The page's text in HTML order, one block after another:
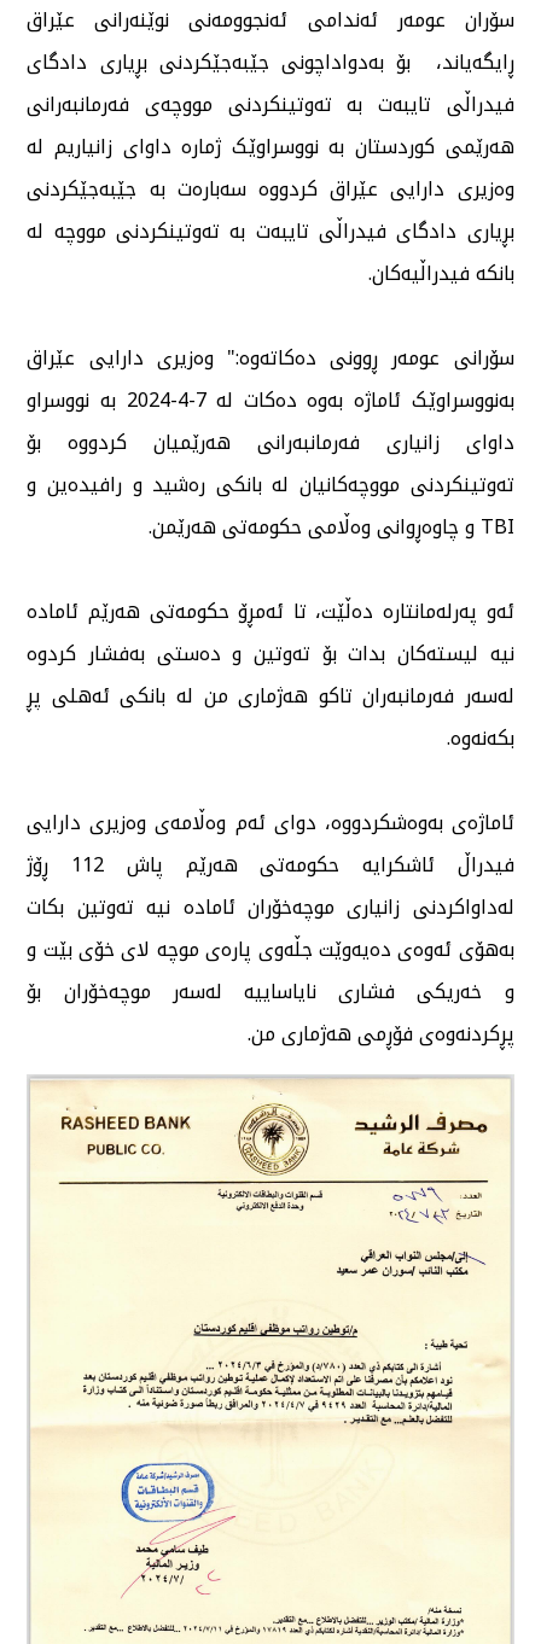
سۆران عومەر ئەندامی ئەنجوومەنی نوێنەرانی عێراق
ڕایگەیاند، بۆ بەدواداچونی جێبەجێکردنی بڕیاری دادگای
فیدراڵی تایبەت بە تەوتینکردنی مووچەی فەرمانبەرانی
هەرێمی کوردستان بە نووسراوێک ژمارە داوای زانیاریم لە
وەزیری دارایی عێراق کردووە سەبارەت بە جێبەجێکردنی
بڕیاری دادگای فیدراڵی تایبەت بە تەوتینکردنی مووچە لە
بانکە فیدراڵیەکان.
سۆرانی عومەر ڕوونی دەکاتەوە:" وەزیری دارایی عێراق
بەنووسراوێک ئاماژە بەوە دەکات لە 7-4-2024 بە نووسراو
داوای زانیاری فەرمانبەرانی هەرێمیان کردووە بۆ
تەوتینکردنی مووچەکانیان لە بانکی رەشید و رافیدەین و
TBI و چاوەڕوانی وەڵامی حکومەتی هەرێمن.
ئەو پەرلەمانتارە دەڵێت، تا ئەمڕۆ حکومەتی هەرێم ئامادە
نیە لیستەکان بدات بۆ تەوتین و دەستی بەفشار کردوە
لەسەر فەرمانبەران تاکو هەژماری من لە بانکی ئەهلی پڕ
بکەنەوە.
ئاماژەی بەوەشکردووە، دوای ئەم وەڵامەی وەزیری دارایی
فیدراڵ ئاشکرایە حکومەتی هەرێم پاش 112 ڕۆژ
لەداواکردنی زانیاری موچەخۆران ئامادە نیە تەوتین بکات
بەهۆی ئەوەی دەیەوێت جڵەوی پارەی موچە لای خۆی بێت و
و خەریکی فشاری نایاساییە لەسەر موچەخۆران بۆ
پڕکردنەوەی فۆڕمی هەژماری من.